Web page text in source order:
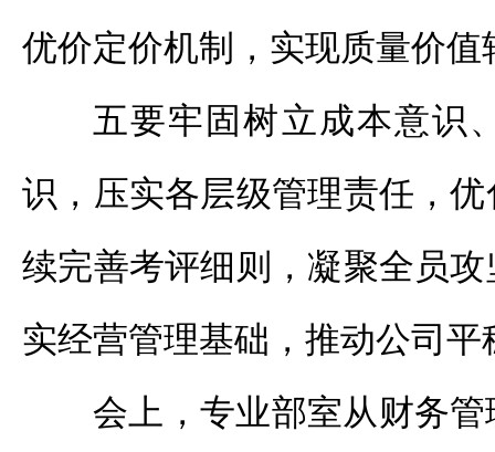
优价定价机制，实现质量价值
五要牢固树立成本意识
识，压实各层级管理责任，
续完善考评细则，凝聚全员
实经营管理基础，推动公司
会上，专业部室从财务